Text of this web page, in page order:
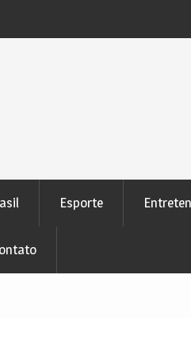
Motorista fica preso às
101 entre Alagoinhas e Pedrão
Esporte